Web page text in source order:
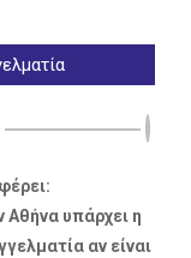
Αθήνα υπάρχει η
αν είναι